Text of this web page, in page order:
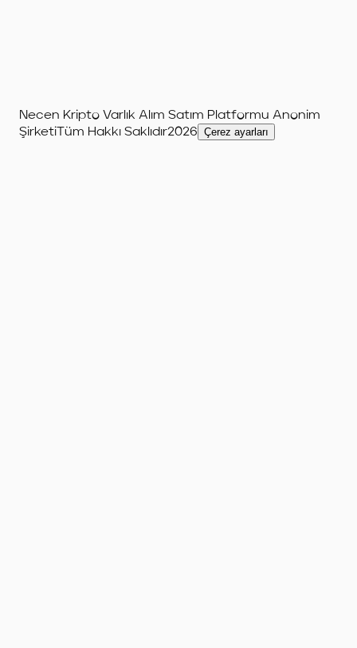
Necen Kripto Varlık Alım Satım Platformu Anonim
Şirketi Tüm Hakkı Saklıdır2026 Çerez ayarları